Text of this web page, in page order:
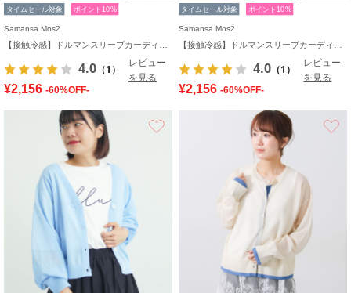
タイムセール対象 ポイント10%
Samansa Mos2
4.0 （1）
レビュー
を見る
¥2,156 -60%OFF-
タイムセール対象 ポイント10%
Samansa Mos2
4.0 （1）
レビュー
を見る
¥2,156 -60%OFF-